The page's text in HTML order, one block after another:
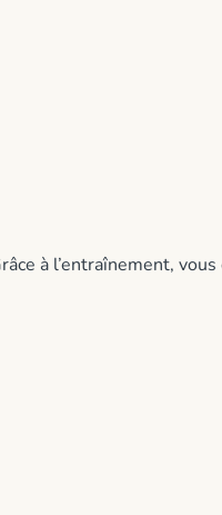
à l’entraînement,